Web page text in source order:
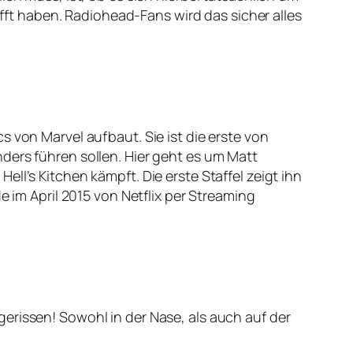
haben. Radiohead-Fans wird das sicher alles
von Marvel aufbaut. Sie ist die erste von
führen sollen. Hier geht es um Matt
Kitchen kämpft. Die erste Staffel zeigt ihn
im April 2015 von Netflix per Streaming
Sowohl in der Nase, als auch auf der